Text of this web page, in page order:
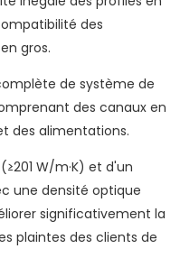
des
gros.
de système de
des canaux en
des alimentations.
W/m·K) et d'un
une densité optique
significativement la
plaintes des clients de